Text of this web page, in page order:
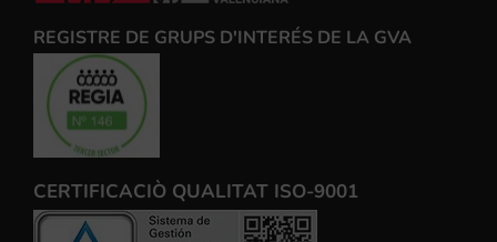
REGISTRE DE GRUPS D'INTERÉS DE LA GVA
CERTIFICACIÒ QUALITAT ISO-9001